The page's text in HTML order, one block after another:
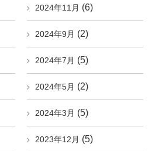
2024年11月 (6)
2024年9月 (2)
2024年7月 (5)
2024年5月 (2)
2024年3月 (5)
2023年12月 (5)